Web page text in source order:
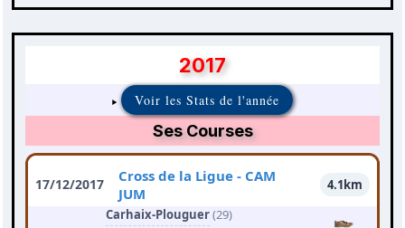
2017
Voir les Stats de l'année
Ses Courses
17/12/2017
Cross de la Ligue - CAM
JUM
4.1km
Carhaix-Plouguer(29)